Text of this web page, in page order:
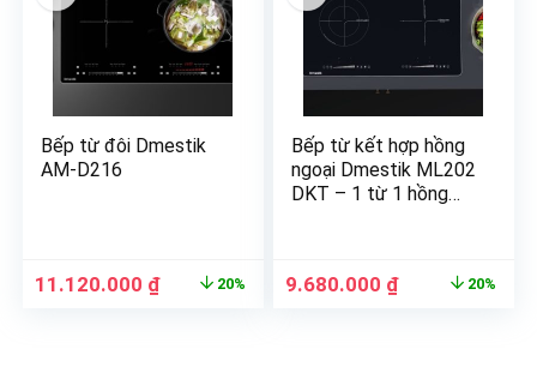
Bếp từ đôi Dmestik
AM-D216
11.120.000 ₫ 20%
Bếp từ kết hợp hồng
ngoại Dmestik ML202
DKT – 1 từ 1 hồng
9.680.000 ₫ 20%